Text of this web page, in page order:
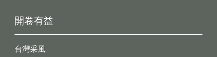
開卷有益
台灣采風